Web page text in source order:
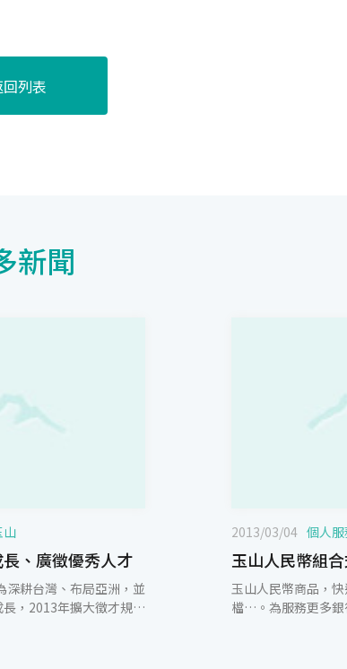
回列表
新聞
山
、廣徵優秀人才
深耕台灣、布局亞洲，並
，2013年擴大徵才規
2013/03/04 個人服
玉山人民幣組
玉山人民幣商品，
檔…。為服務更多銀